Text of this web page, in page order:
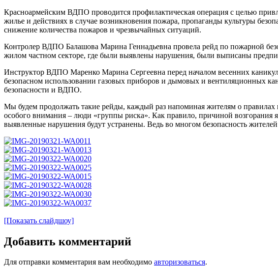
Красноармейским ВДПО проводится профилактическая операция с целью
жилье и действиях в случае возникновения пожара, пропаганды культуры
снижение количества пожаров и чрезвычайных ситуаций.
Контролер ВДПО Балашова Марина Геннадьевна провела рейд по пожарной
жилом частном секторе, где были выявлены нарушения, были выписаны
Инструктор ВДПО Маренко Марина Сергеевна перед началом весенних
безопасном использовании газовых приборов и дымовых и вентиляционных
безопасности и ВДПО.
Мы будем продолжать такие рейды, каждый раз напоминая жителям о
особого внимания – люди «группы риска». Как правило, причиной возгорания
выявленные нарушения будут устранены. Ведь во многом безопасность
[Показать слайдшоу]
Добавить комментарий
Для отправки комментария вам необходимо авторизоваться.